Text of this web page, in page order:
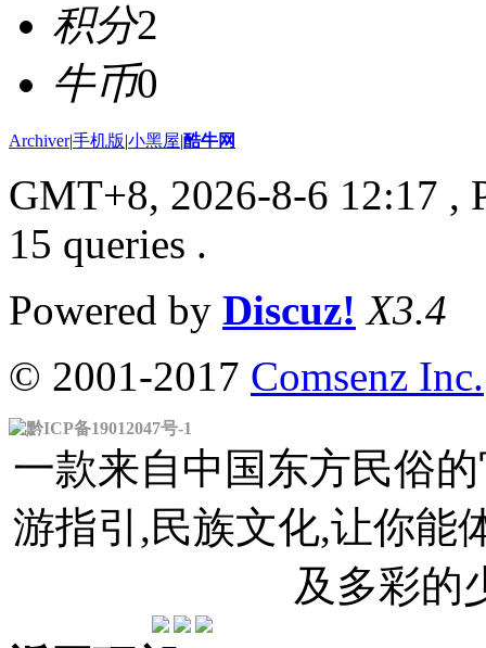
积分2
牛币0
Archiver|手机版|小黑屋|酷牛网
GMT+8, 2026-8-6 12:17 ,
15 queries .
Powered by Discuz! X3.4
© 2001-2017 Comsenz Inc.
黔ICP备19012047号-1
一款来自中国东方民俗
游指引,民族文化,让你能
及多彩的